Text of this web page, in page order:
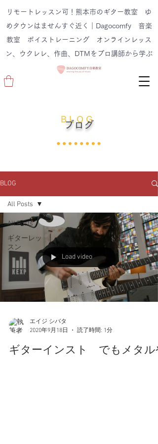
リモートレッスン可！熊本市のギター教室 ゆ
めタウンはませんすぐ近く｜Dagocomfy 音楽
教室 ボイストレーニング オンラインレッス
ン、ウクレレ、作曲、DTMをプロ講師から学ぶ
B L O G
ブログ
BLOG
All Posts
ギターレッ
スン
All Posts
Load video
エイジ シバタ
2020年9月18日
読了時間: 1分
ギターインスト でもメタル